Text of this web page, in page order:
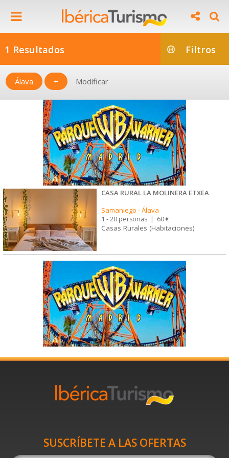
1 Resultados Filtros
Álava + Modificar
CASA RURAL LA MOLINERA ETXEA
Samaniego -Álava
1 - 20 personas | 60 €
Casas Rurales (Habitaciones)
SUSCRÍBETE A LAS OFERTAS